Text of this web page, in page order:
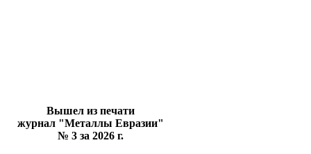
Вышел из печати
журнал "Металлы Евразии"
№ 3 за 2026 г.